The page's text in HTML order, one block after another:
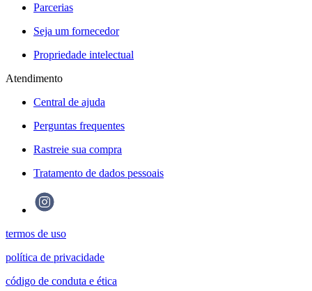
Parcerias
Seja um fornecedor
Propriedade intelectual
Atendimento
Central de ajuda
Perguntas frequentes
Rastreie sua compra
Tratamento de dados pessoais
termos de uso
política de privacidade
código de conduta e ética